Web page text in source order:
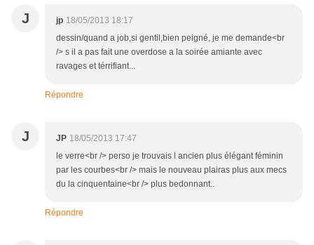
J jp 18/05/2013 18:17
dessin/quand a job,si gentil,bien peigné, je me demande<br
/> s il a pas fait une overdose a la soirée amiante avec
ravages et térrifiant...
Répondre
J JP 18/05/2013 17:47
le verre<br /> perso je trouvais l ancien plus élégant féminin
par les courbes<br /> mais le nouveau plairas plus aux mecs
du la cinquentaine<br /> plus bedonnant..
Répondre